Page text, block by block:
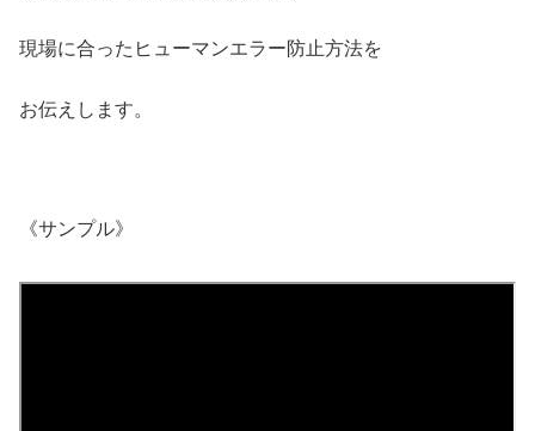
現場に合ったヒューマンエラー防止方法を
お伝えします。
《サンプル》